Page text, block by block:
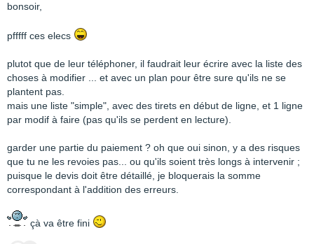
bonsoir,
pfffff ces elecs
plutot que de leur téléphoner, il faudrait leur écrire avec la liste des
choses à modifier ... et avec un plan pour être sure qu'ils ne se
plantent pas.
mais une liste "simple", avec des tirets en début de ligne, et 1 ligne
par modif à faire (pas qu'ils se perdent en lecture).
garder une partie du paiement ? oh que oui sinon, y a des risques
que tu ne les revoies pas... ou qu'ils soient très longs à intervenir ;
puisque le devis doit être détaillé, je bloquerais la somme
correspondant à l'addition des erreurs.
çà va être fini